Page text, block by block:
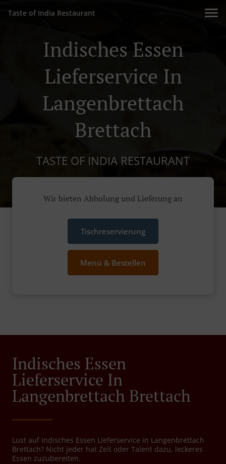
Taste of India Restaurant
Indisches Essen
Lieferservice In
Langenbrettach
Brettach
TASTE OF INDIA RESTAURANT
Wir bieten Abholung und Lieferung an
Tischreservierung
Menü & Bestellen
Indisches Essen
Lieferservice In
Langenbrettach Brettach
Lust auf Indisches Essen Lieferservice in Langenbrettach
Brettach? Nicht jeder hat Zeit oder Talent dazu, leckeres
Essen zuzubereiten.